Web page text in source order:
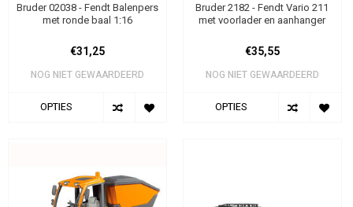
Bruder 02038 - Fendt Balenpers
met ronde baal 1:16
€31,25
NOG NIET GEWAARDEERD
OPTIES
Bruder 2182 - Fendt Vario 211
met voorlader en aanhanger
€35,55
NOG NIET GEWAARDEERD
OPTIES